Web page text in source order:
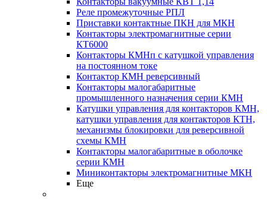
Реле промежуточные РПЛ
Приставки контактные ПКН для МКН
Контакторы электромагнитные серии
КТ6000
Контакторы КМНп с катушкой управления
на постоянном токе
Контактор КМН реверсивный
Контакторы малогабаритные
промышленного назначения серии КМН
Катушки управления для контакторов КМН,
катушки управления для контакторов КТН,
механизмы блокировки для реверсивной
схемы КМН
Контакторы малогабаритные в оболочке
серии КМН
Миниконтакторы электромагнитные МКН
Еще